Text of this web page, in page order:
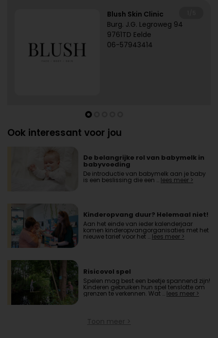
Blush Skin Clinic
Burg. J.G. Legroweg 94
9761TD Eelde
06-57943414
Ook interessant voor jou
De belangrijke rol van babymelk in
babyvoeding
De introductie van babymelk aan je baby
is een beslissing die een … lees meer >
Kinderopvang duur? Helemaal niet!
Aan het einde van ieder kalenderjaar
komen kinderopvangorganisaties met het
nieuwe tarief voor het … lees meer >
Risicovol spel
Spelen mag best een beetje spannend zijn!
Kinderen gebruiken hun spel tenslotte om
grenzen te verkennen. Wat … lees meer >
Toon meer >